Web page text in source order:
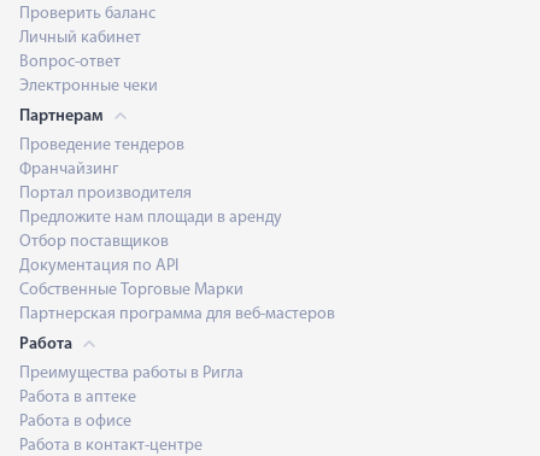
Проверить баланс
Личный кабинет
Вопрос-ответ
Электронные чеки
Партнерам
Проведение тендеров
Франчайзинг
Портал производителя
Предложите нам площади в аренду
Отбор поставщиков
Документация по API
Собственные Торговые Марки
Партнерская программа для веб-мастеров
Работа
Преимущества работы в Ригла
Работа в аптеке
Работа в офисе
Работа в контакт-центре